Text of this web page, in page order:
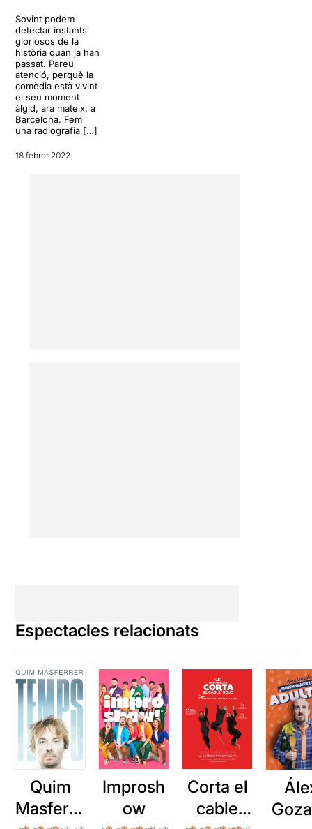
Sovint podem
detectar instants
gloriosos de la
història quan ja han
passat. Pareu
atenció, perquè la
comèdia està vivint
el seu moment
àlgid, ara mateix, a
Barcelona. Fem
una radiografia […]
18 febrer 2022
Espectacles relacionats
Quim
Masferre
Improsh
ow
Corta el
cable